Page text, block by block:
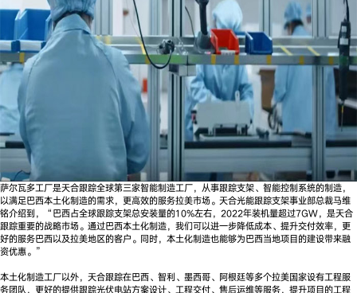
萨尔瓦多工厂是天合跟踪全球第三家智能制造工厂，从事跟踪支架、智能控制系统的制造，
以满足巴西本土化制造的需求，更高效的服务拉美市场。天合光能跟踪支架事业部总裁马维
铭介绍到，“巴西占全球跟踪支架总安装量的10%左右，2022年装机量超过7GW，是天合
跟踪重要的战略市场。通过巴西本土化制造，我们可以进一步降低成本、提升交付效率，更
好的服务巴西以及拉美地区的客户。同时，本土化制造也能够为巴西当地项目的建设带来融
资优惠。”
本土化制造工厂以外，天合跟踪在巴西、智利、墨西哥、阿根廷等多个拉美国家设有工程服
务团队，更好的提供跟踪光伏电站方案设计、工程交付、售后运维等服务，提升项目的工程